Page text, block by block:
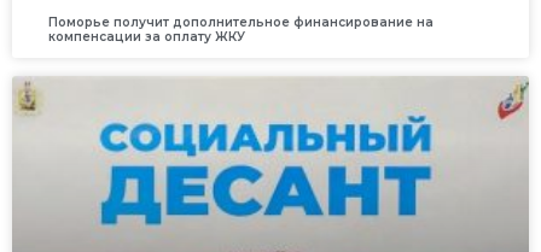
Поморье получит дополнительное финансирование на
компенсации за оплату ЖКУ